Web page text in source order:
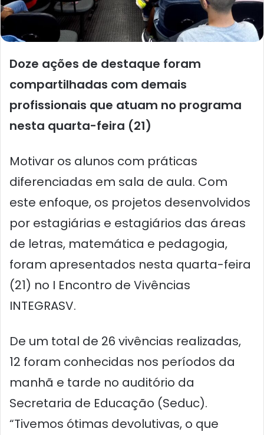
Doze ações de destaque foram
compartilhadas com demais
profissionais que atuam no programa
nesta quarta-feira (21)
Motivar os alunos com práticas
diferenciadas em sala de aula. Com
este enfoque, os projetos desenvolvidos
por estagiárias e estagiários das áreas
de letras, matemática e pedagogia,
foram apresentados nesta quarta-feira
(21) no I Encontro de Vivências
INTEGRASV.
De um total de 26 vivências realizadas,
12 foram conhecidas nos períodos da
manhã e tarde no auditório da
Secretaria de Educação (Seduc).
“Tivemos ótimas devolutivas, o que